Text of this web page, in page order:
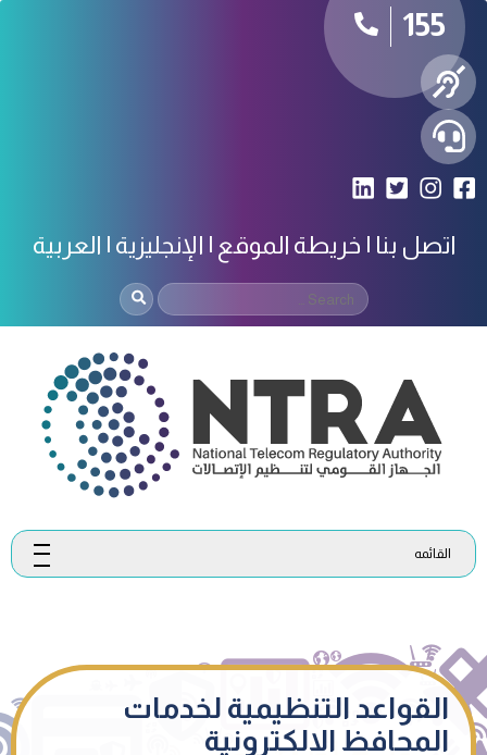
155
اتصل بنا خريطة الموقع الإنجليزية العربية
القائمه
القواعد التنظيمية لخدمات
المحافظ الالكترونية